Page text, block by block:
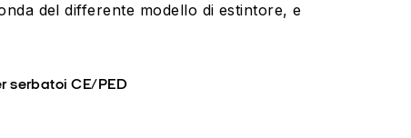
del differente modello di estintore, e
serbatoi CE/PED